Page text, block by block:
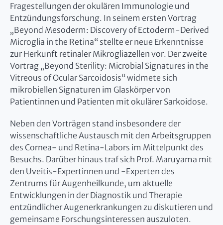
Fragestellungen der okulären Immunologie und
Entzündungsforschung. In seinem ersten Vortrag
„Beyond Mesoderm: Discovery of Ectoderm-Derived
Microglia in the Retina“ stellte er neue Erkenntnisse
zur Herkunft retinaler Mikrogliazellen vor. Der zweite
Vortrag „Beyond Sterility: Microbial Signatures in the
Vitreous of Ocular Sarcoidosis“ widmete sich
mikrobiellen Signaturen im Glaskörper von
Patientinnen und Patienten mit okulärer Sarkoidose.
Neben den Vorträgen stand insbesondere der
wissenschaftliche Austausch mit den Arbeitsgruppen
des Cornea- und Retina-Labors im Mittelpunkt des
Besuchs. Darüber hinaus traf sich Prof. Maruyama mit
den Uveitis-Expertinnen und -Experten des
Zentrums für Augenheilkunde, um aktuelle
Entwicklungen in der Diagnostik und Therapie
entzündlicher Augenerkrankungen zu diskutieren und
gemeinsame Forschungsinteressen auszuloten.